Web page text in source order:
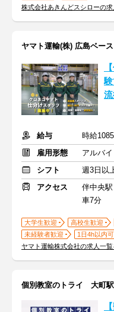
株式会社あきんどスシローの
ヤマト運輸(株) 広島ベース
給与
時給
雇用形態
アルバ
シフト
週3日以
アクセス
伴中央駅
車7分
大学生歓迎 高校生歓迎
未経験者歓迎
1日4h以内可
ヤマト運輸株式会社の求人一覧
個別教室のトライ 大町